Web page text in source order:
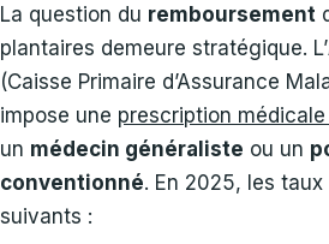
La question du remboursement
plantaires demeure stratégique. L’
(Caisse Primaire d’Assurance
impose une prescription
un médecin généraliste ou un
conventionné. En 2025, les
suivants :